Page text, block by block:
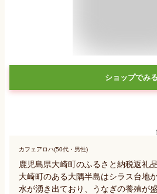
ショップでみる
カフェアロハ(50代・男性)
鹿児島県大崎町のふるさと納税返礼
大崎町のある大隅半島はシラス台地
水が湧き出ており、うなぎの養殖が